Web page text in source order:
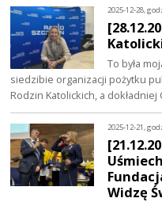
2025-12-28,
To była
siedzibie organizacji pożytku
Rodzin Katolickich, a
2025-12-21,
Widzę